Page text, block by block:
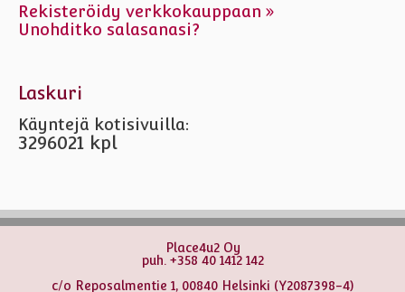
Rekisteröidy verkkokauppaan »
Unohditko salasanasi?
Laskuri
Käyntejä kotisivuilla:
3296021 kpl
Place4u2 Oy
puh. +358 40 1412 142
c/o Reposalmentie 1, 00840 Helsinki (Y2087398-4)